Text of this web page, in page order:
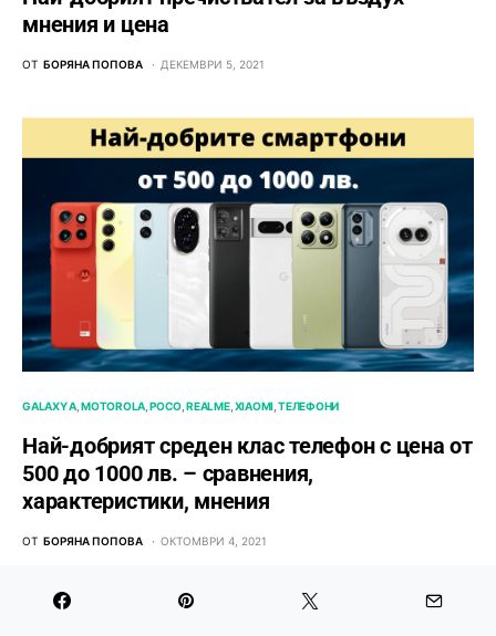
мнения и цена
ОТ БОРЯНА ПОПОВА ДЕКЕМВРИ 5, 2021
GALAXY A MOTOROLA POCO REALME XIAOMI ТЕЛЕФОНИ
Най-добрият среден клас телефон с цена от
500 до 1000 лв. – сравнения,
характеристики, мнения
ОТ БОРЯНА ПОПОВА ОКТОМВРИ 4, 2021